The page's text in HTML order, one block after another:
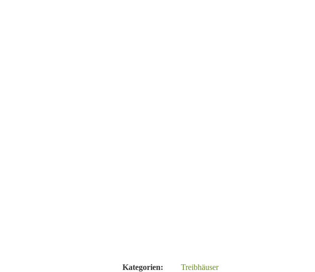
Kategorien:
Treibhäuser